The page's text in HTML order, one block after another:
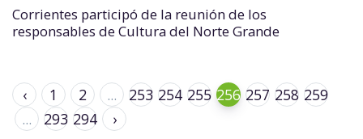
Corrientes participó de la reunión de los
responsables de Cultura del Norte Grande
‹ 1 2 ... 253 254 255 256 257 258 259
...
293 294 ›